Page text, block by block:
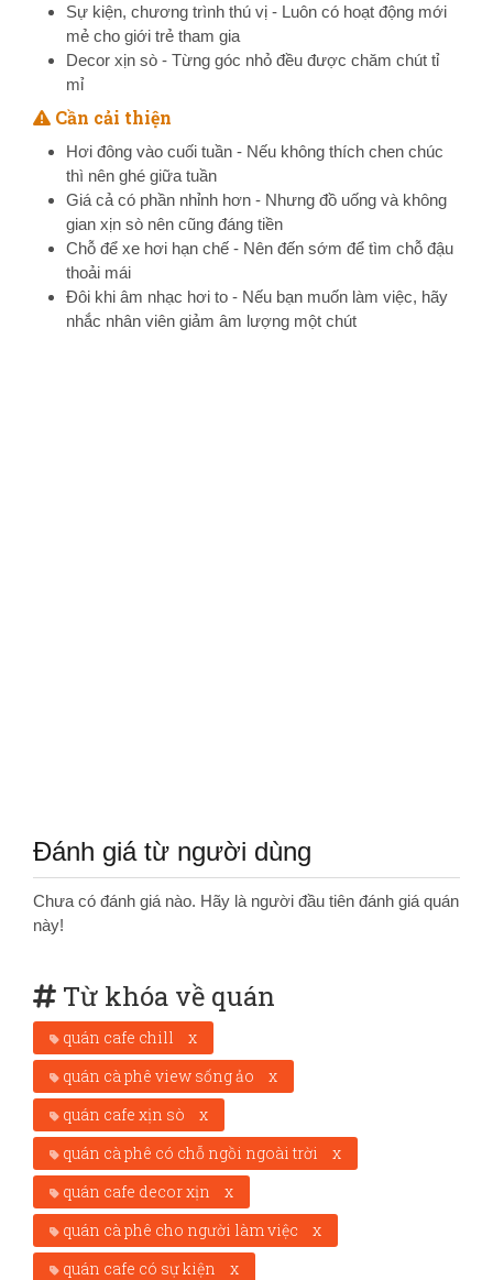
Sự kiện, chương trình thú vị - Luôn có hoạt động mới
mẻ cho giới trẻ tham gia
Decor xịn sò - Từng góc nhỏ đều được chăm chút tỉ
mỉ
Cần cải thiện
Hơi đông vào cuối tuần - Nếu không thích chen chúc
thì nên ghé giữa tuần
Giá cả có phần nhỉnh hơn - Nhưng đồ uống và không
gian xịn sò nên cũng đáng tiền
Chỗ để xe hơi hạn chế - Nên đến sớm để tìm chỗ đậu
thoải mái
Đôi khi âm nhạc hơi to - Nếu bạn muốn làm việc, hãy
nhắc nhân viên giảm âm lượng một chút
Đánh giá từ người dùng
Chưa có đánh giá nào. Hãy là người đầu tiên đánh giá quán
này!
Từ khóa về quán
quán cafe chill
x
quán cà phê view sống ảo
x
quán cafe xịn sò
x
quán cà phê có chỗ ngồi ngoài trời
x
quán cafe decor xịn
x
quán cà phê cho người làm việc
x
quán cafe có sự kiện
x